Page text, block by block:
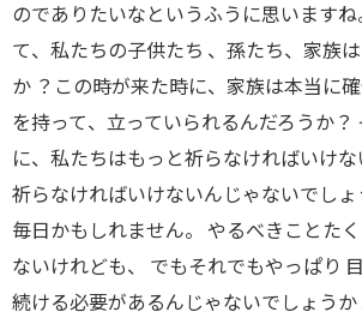
のでありたいなというふうに思います
て、 私たちの子供たち 、 孫たち、家族
か ？ この時が来た時に、 家族は本当に
を持って、 立っていられるんだろうか ？
に、 私たちはもっと祈らなければいけな
祈らなければいけないんじゃないでし
毎日かもしれません。
やるべきことた
ないけれども、 でもそれでもやっぱり
続ける必要があるんじゃないでしょうか